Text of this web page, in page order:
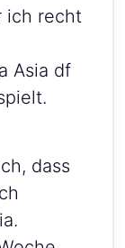
ich recht
Asia df
dass